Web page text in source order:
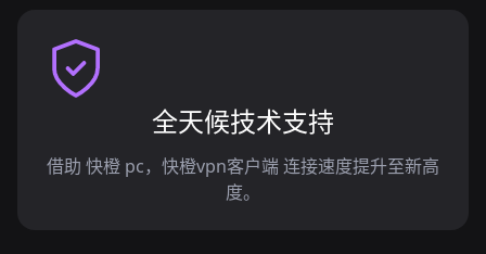
全天候技术支持
借助 快橙 pc，快橙vpn客户端 连接速度提升至新高
度。